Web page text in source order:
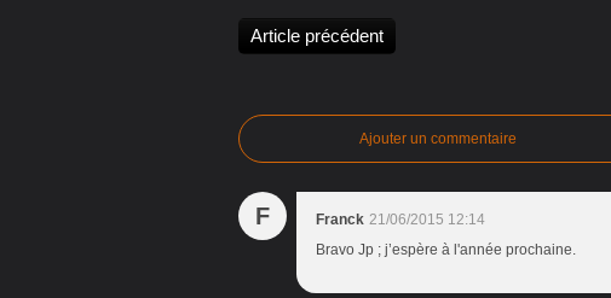
Article précédent
Ajouter un commentaire
F Franck 21/06/2015 12:14
Bravo Jp ; j’espère à l'année prochaine.